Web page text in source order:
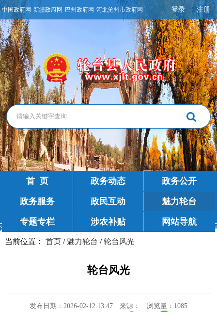
中国政府网 新疆政府网 巴州政府网 河北沧州市政府网 登录 注册
首 页 政务动态 政务公开
政务服务 政民互动 魅力轮台
专题专栏 涉农补贴 网站导航
当前位置： 首页 / 魅力轮台 /轮台风光
轮台风光
发布日期：2026-02-12 13:47 来源： 浏览量： 1085